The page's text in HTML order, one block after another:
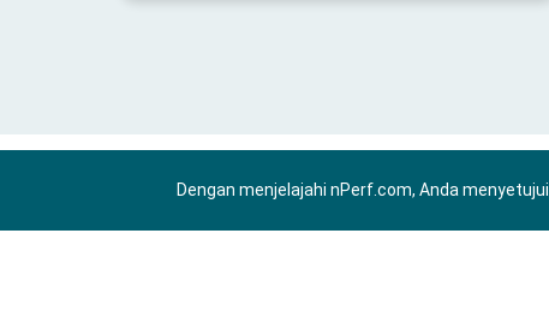
Dengan menjelajahi nPerf.com, Anda menyetujui